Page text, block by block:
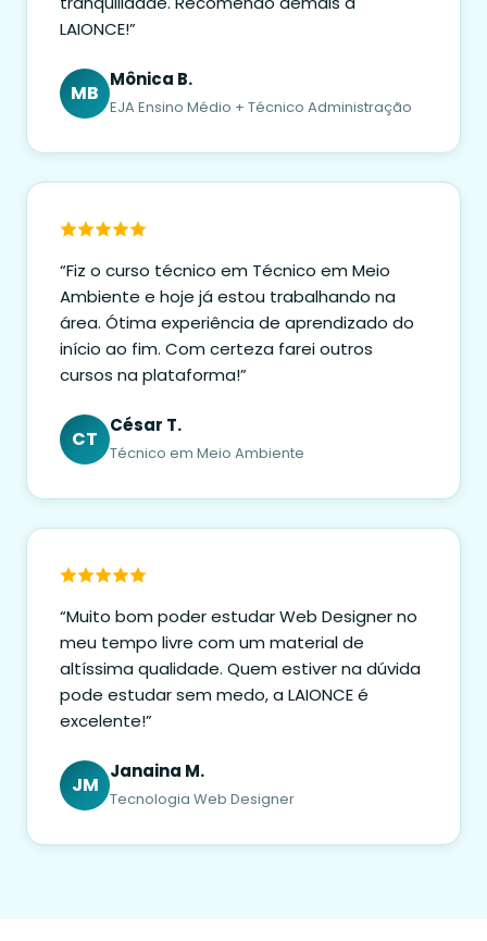
LAIONCE!”
MB
Mônica B.
EJA Ensino Médio + Técnico Administração
“Fiz o curso técnico em Técnico em Meio
Ambiente e hoje já estou trabalhando na
área. Ótima experiência de aprendizado do
início ao fim. Com certeza farei outros
cursos na plataforma!”
CT
César T.
Técnico em Meio Ambiente
“Muito bom poder estudar Web Designer no
meu tempo livre com um material de
altíssima qualidade. Quem estiver na dúvida
pode estudar sem medo, a LAIONCE é
excelente!”
JM
Janaina M.
Tecnologia Web Designer